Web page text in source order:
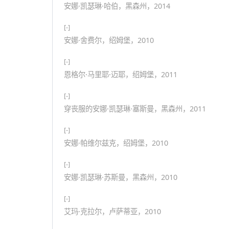
安娜·凯瑟琳·哈伯，黑森州，2014
[-]
安娜·舍费尔，绍姆堡，2010
[-]
恩格尔·马里耶·迈耶，绍姆堡，2011
[-]
穿丧服的安娜·凯瑟琳·塞斯曼，黑森州，2011
[-]
安娜·帕维尔兹克，绍姆堡，2010
[-]
安娜·凯瑟琳·苏斯曼，黑森州，2010
[-]
艾玛·克拉尔，卢萨蒂亚，2010